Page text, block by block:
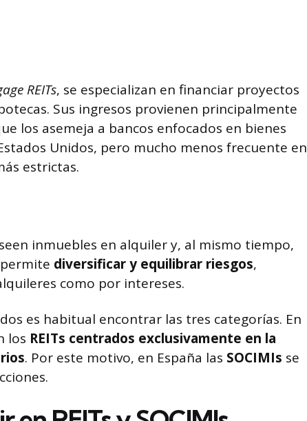
REITs, se especializan en financiar proyectos
Sus ingresos provienen principalmente
los asemeja a bancos enfocados en bienes
Unidos, pero mucho menos frecuente en
estrictas.
inmuebles en alquiler y, al mismo tiempo,
diversificary equilibrar riesgos,
como por intereses.
es habitual encontrar las tres categorías. En
los REITs centrados exclusivamente en la
. Por este motivo, en España las SOCIMIs se